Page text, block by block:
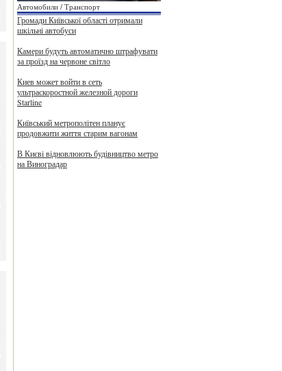
Автомобили / Транспорт
Громади Київської області отримали
шкільні автобуси
Камери будуть автоматично штрафувати
за проїзд на червоне світло
Киев может войти в сеть
ультраскоростной железной дороги
Starline
Київський метрополітен планує
продовжити життя старим вагонам
В Києві відновлюють будівництво метро
на Виноградар